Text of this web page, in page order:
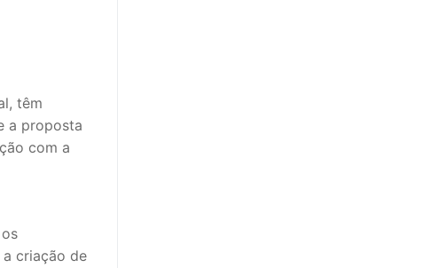
têm
a proposta
com a
criação de